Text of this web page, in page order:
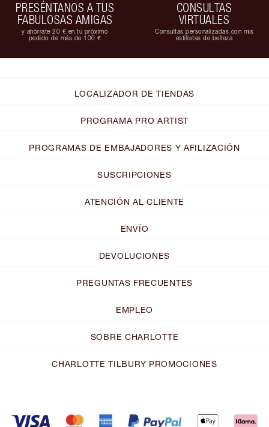
PRESÉNTANOS A TUS
FABULOSAS AMIGAS
y ahórrate 20 € en tu próximo
pedido de más de 100 €
CONSULTAS
VIRTUALES
Consultas personalizadas con mis
estilistas de belleza
LOCALIZADOR DE TIENDAS
PROGRAMA PRO ARTIST
PROGRAMAS DE EMBAJADORES Y AFILIZACIÓN
SUSCRIPCIONES
ATENCIÓN AL CLIENTE
ENVÍO
DEVOLUCIONES
PREGUNTAS FRECUENTES
EMPLEO
SOBRE CHARLOTTE
CHARLOTTE TILBURY PROMOCIONES